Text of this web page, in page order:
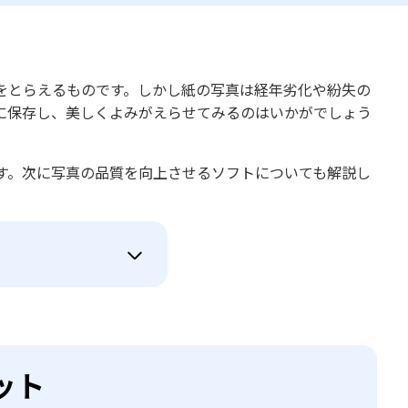
らえるものです。しかし紙の写真は経年劣化や紛失の
存し、美しくよみがえらせてみるのはいかがでしょう
次に写真の品質を向上させるソフトについても解説し
ト